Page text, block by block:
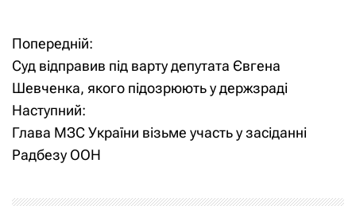
Н
а
в
і
Попередній:
Суд відправив під варту депутата Євгена
Шевченка, якого підозрюють у держзраді
Наступний:
Глава МЗС України візьме участь у засіданні
Радбезу ООН